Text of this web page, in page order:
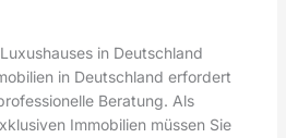
in Deutschland
in Deutschland erfordert
Beratung. Als
Immobilien müssen Sie